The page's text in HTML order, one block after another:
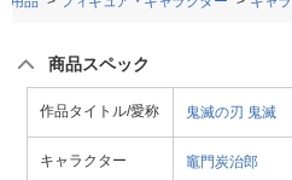
商品スペック
作品タイトル/愛称 鬼滅の刃 鬼滅
キャラクター 竈門炭治郎